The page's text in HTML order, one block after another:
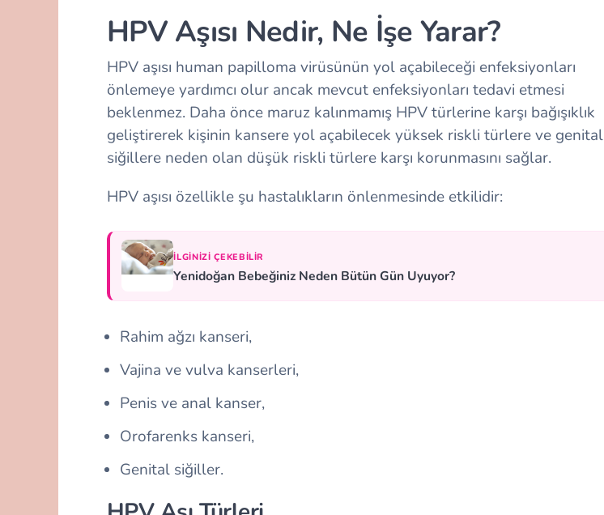
HPV Aşısı Nedir, Ne İşe Yarar?
HPV aşısı human papilloma virüsünün yol açabileceği enfeksiyonları
önlemeye yardımcı olur ancak mevcut enfeksiyonları tedavi etmesi
beklenmez. Daha önce maruz kalınmamış HPV türlerine karşı bağışıklık
geliştirerek kişinin kansere yol açabilecek yüksek riskli türlere ve genital
siğillere neden olan düşük riskli türlere karşı korunmasını sağlar.
HPV aşısı özellikle şu hastalıkların önlenmesinde etkilidir:
İLGINIZI ÇEKEBILIR
Yenidoğan Bebeğiniz Neden Bütün Gün Uyuyor?
Rahim ağzı kanseri,
Vajina ve vulva kanserleri,
Penis ve anal kanser,
Orofarenks kanseri,
Genital siğiller.